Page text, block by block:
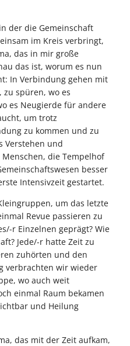
der die Gemeinschaft
im Kreis verbringt,
das in mir große
das ist, worum es nun
In Verbindung gehen mit
zu spüren, wo es
es Neugierde für andere
um trotz
zu kommen und zu
Verstehen und
die Tempelhof
besser
Intensivzeit gestartet.
um das letzte
Revue passieren zu
r Einzelnen geprägt? Wie
Jede/-r hatte Zeit zu
zuhörten und den
verbrachten wir wieder
wo auch weit
einmal Raum bekamen
und Heilung
das mit der Zeit aufkam,